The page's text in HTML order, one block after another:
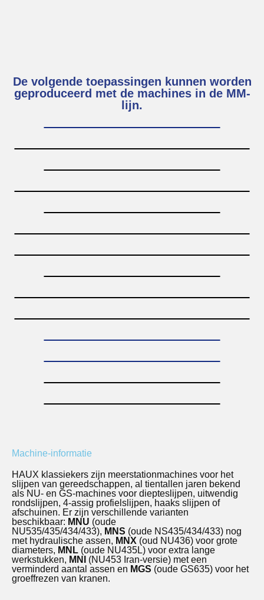
De volgende toepassingen kunnen worden
geproduceerd met de machines in de MM-
lijn.
Machine-informatie
HAUX klassiekers zijn meerstationmachines voor het
slijpen van gereedschappen, al tientallen jaren bekend
als NU- en GS-machines voor diepteslijpen, uitwendig
rondslijpen, 4-assig profielslijpen, haaks slijpen of
afschuinen. Er zijn verschillende varianten
beschikbaar: MNU (oude
NU535/435/434/433), MNS (oude NS435/434/433) nog
met hydraulische assen, MNX (oud NU436) voor grote
diameters, MNL (oude NU435L) voor extra lange
werkstukken, MNI
(NU453 Iran-versie) met een
verminderd aantal assen en MGS (oude GS635) voor het
groeffrezen van kranen.